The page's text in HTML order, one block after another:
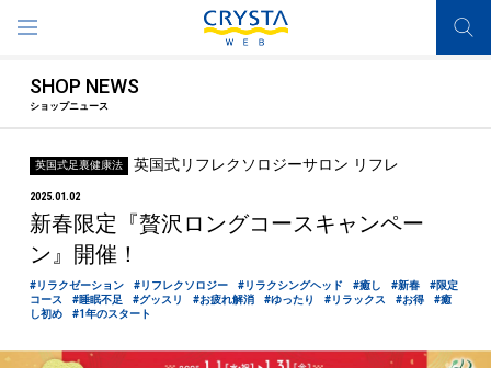
SHOP NEWS
ショップニュース
2025.01.02
英国式足裏健康法 英国式リフレクソロジーサロン リフレ
新春限定『贅沢ロングコースキャンペー
ン』開催！
#リラクゼーション #リフレクソロジー #リラクシングヘッド #癒し #新春
#限定
コース
#睡眠不足 #グッスリ #お疲れ解消 #ゆったり #リラックス #お得
#癒
し初め
#1年のスタート